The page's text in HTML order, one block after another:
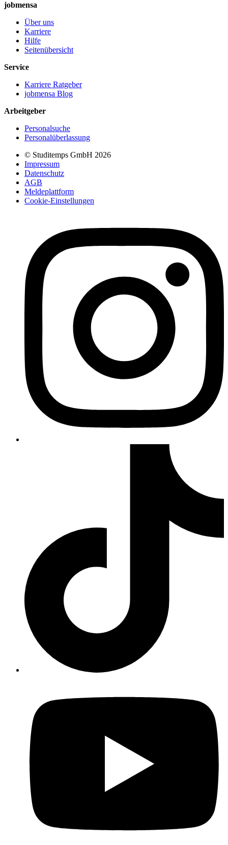
jobmensa
Über uns
Karriere
Hilfe
Seitenübersicht
Service
Karriere Ratgeber
jobmensa Blog
Arbeitgeber
Personalsuche
Personalüberlassung
© Studitemps GmbH 2026
Impressum
Datenschutz
AGB
Meldeplattform
Cookie-Einstellungen